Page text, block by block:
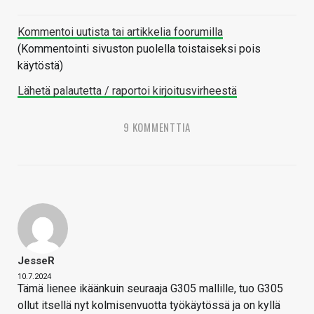
Kommentoi uutista tai artikkelia foorumilla
(Kommentointi sivuston puolella toistaiseksi pois
käytöstä)
Lähetä palautetta / raportoi kirjoitusvirheestä
9 KOMMENTTIA
JesseR
10.7.2024
Tämä lienee ikäänkuin seuraaja G305 mallille, tuo G305
ollut itsellä nyt kolmisenvuotta työkäytössä ja on kyllä